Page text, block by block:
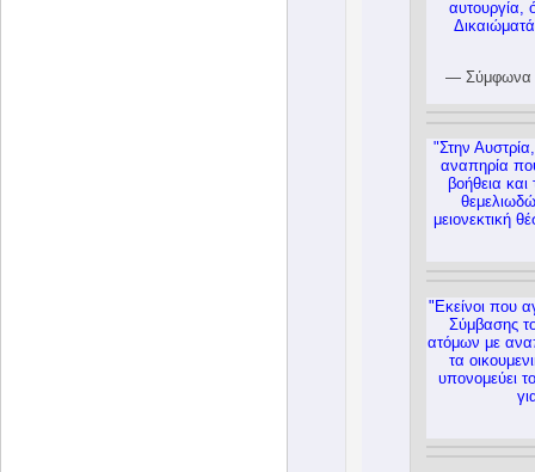
αυτουργία,
— Σύμφωνα
"Στην
αναπηρία
βοήθεια και
μειονεκτική
"Εκείνοι που
Σύμβασης
ατόμων με
τα
υπονομεύει